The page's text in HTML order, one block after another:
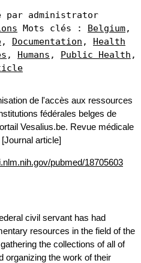
par administrator
Mots clés : Belgium,
, Documentation , Health
, Humans , Public Health ,
de l'accès aux ressources
fédérales belges de
Vesalius.be. Revue médicale
article]
pubmed/18705603
civil servant has had
resources in the field of the
the collections of all of
organizing the work of their